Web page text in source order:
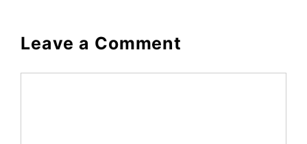
Leave a Comment